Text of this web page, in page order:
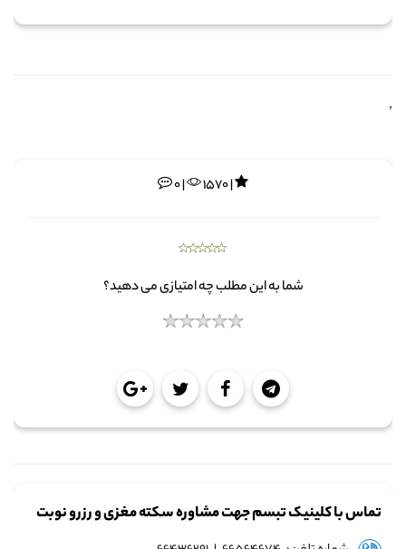
,
0 | 1570 |
شما به این مطلب چه امتیازی می دهید؟
تماس با کلینیک تبسم جهت مشاوره سکته مغزی و رزرو نوبت